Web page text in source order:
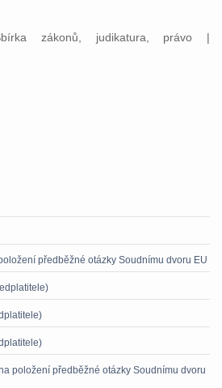
zákonů, judikatura, právo |
předběžné otázky Soudnímu dvoru EU
položení předběžné otázky Soudnímu dvoru